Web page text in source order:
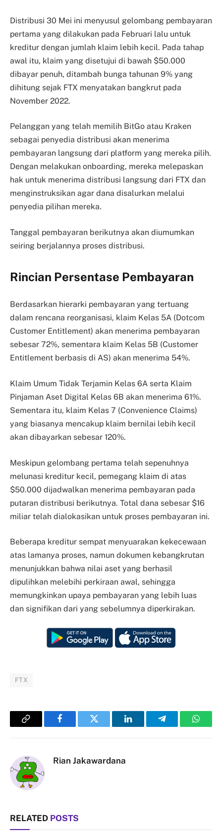
Distribusi 30 Mei ini menyusul gelombang pembayaran
pertama yang dilakukan pada Februari lalu untuk
kreditur dengan jumlah klaim lebih kecil. Pada tahap
awal itu, klaim yang disetujui di bawah $50.000
dibayar penuh, ditambah bunga tahunan 9% yang
dihitung sejak FTX menyatakan bangkrut pada
November 2022.
Pelanggan yang telah memilih BitGo atau Kraken
sebagai penyedia distribusi akan menerima
pembayaran langsung dari platform yang mereka pilih.
Dengan melakukan onboarding, mereka melepaskan
hak untuk menerima distribusi langsung dari FTX dan
menginstruksikan agar dana disalurkan melalui
penyedia pilihan mereka.
Tanggal pembayaran berikutnya akan diumumkan
seiring berjalannya proses distribusi.
Rincian Persentase Pembayaran
Berdasarkan hierarki pembayaran yang tertuang
dalam rencana reorganisasi, klaim Kelas 5A (Dotcom
Customer Entitlement) akan menerima pembayaran
sebesar 72%, sementara klaim Kelas 5B (Customer
Entitlement berbasis di AS) akan menerima 54%.
Klaim Umum Tidak Terjamin Kelas 6A serta Klaim
Pinjaman Aset Digital Kelas 6B akan menerima 61%.
Sementara itu, klaim Kelas 7 (Convenience Claims)
yang biasanya mencakup klaim bernilai lebih kecil
akan dibayarkan sebesar 120%.
Meskipun gelombang pertama telah sepenuhnya
melunasi kreditur kecil, pemegang klaim di atas
$50.000 dijadwalkan menerima pembayaran pada
putaran distribusi berikutnya. Total dana sebesar $16
miliar telah dialokasikan untuk proses pembayaran ini.
Beberapa kreditur sempat menyuarakan kekecewaan
atas lamanya proses, namun dokumen kebangkrutan
menunjukkan bahwa nilai aset yang berhasil
dipulihkan melebihi perkiraan awal, sehingga
memungkinkan upaya pembayaran yang lebih luas
dan signifikan dari yang sebelumnya diperkirakan.
FTX
Copy
FacebookTwitter LinkedInTelegram
Rian Jakawardana
RELATED POSTS